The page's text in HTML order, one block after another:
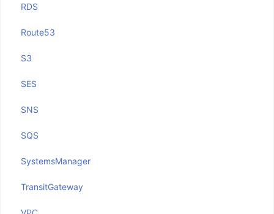
RDS
Route53
S3
SES
SNS
SQS
SystemsManager
TransitGateway